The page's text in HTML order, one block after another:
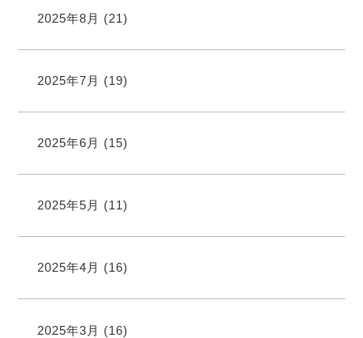
2025年8月 (21)
2025年7月 (19)
2025年6月 (15)
2025年5月 (11)
2025年4月 (16)
2025年3月 (16)